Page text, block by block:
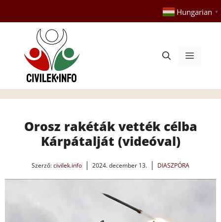
tartalomba
Hungarian ▼
Menü
Orosz rakéták vették célba
Kárpátalját (videóval)
Szerző:civilek.info 2024. december 13. DIASZPÓRA